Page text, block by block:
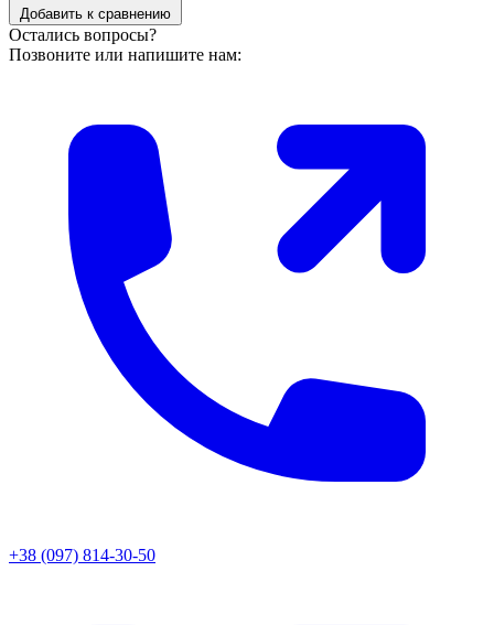
Добавить к сравнению
Остались вопросы?
Позвоните или напишите нам:
+38 (097) 814-30-50